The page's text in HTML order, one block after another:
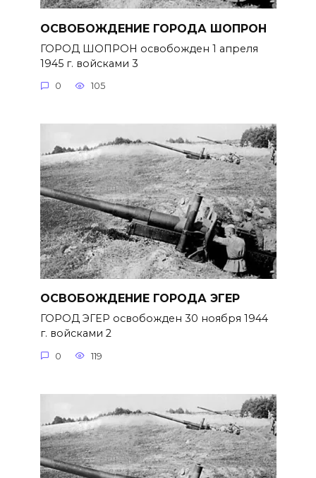
ОСВОБОЖДЕНИЕ ГОРОДА ШОПРОН
ГОРОД ШОПРОН освобожден 1 апреля
1945 г. войсками 3
0 105
ОСВОБОЖДЕНИЕ ГОРОДА ЭГЕР
ГОРОД ЭГЕР освобожден 30 ноября 1944
г. войсками 2
0 119